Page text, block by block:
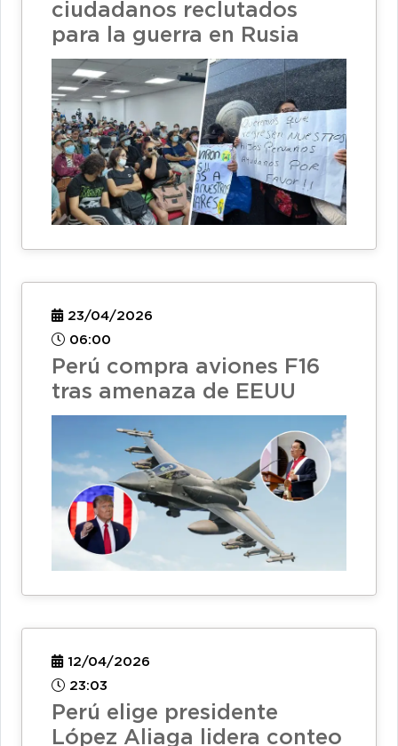
ciudadanos reclutados
para la guerra en Rusia
23/04/2026
06:00
Perú compra aviones F16
tras amenaza de EEUU
12/04/2026
23:03
Perú elige presidente
López Aliaga lidera conteo